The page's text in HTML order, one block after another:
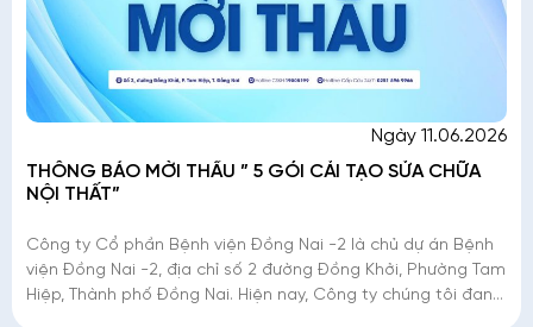
Ngày 11.06.2026
THÔNG BÁO MỜI THẦU ” 5 GÓI CẢI TẠO SỬA CHỮA
NỘI THẤT”
Công ty Cổ phần Bệnh viện Đồng Nai -2 là chủ dự án Bệnh
viện Đồng Nai -2, địa chỉ số 2 đường Đồng Khởi, Phường Tam
Hiệp, Thành phố Đồng Nai. Hiện nay, Công ty chúng tôi đang